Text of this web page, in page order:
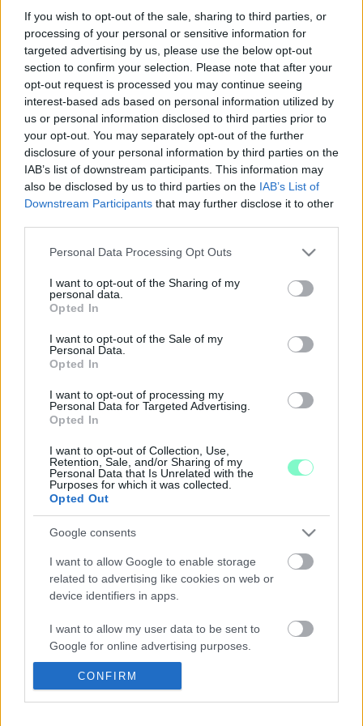
If you wish to opt-out of the sale, sharing to third parties, or
processing of your personal or sensitive information for
targeted advertising by us, please use the below opt-out
section to confirm your selection. Please note that after your
opt-out request is processed you may continue seeing
interest-based ads based on personal information utilized by
us or personal information disclosed to third parties prior to
your opt-out. You may separately opt-out of the further
disclosure of your personal information by third parties on the
IAB’s list of downstream participants. This information may
also be disclosed by us to third parties on the IAB’s List of
Downstream Participants that may further disclose it to other
Please note that this website/app uses one or more Google
not limited to your visit or usage behaviour. You may click to
grant or deny consent to Google and its third-party tags to
use your data for below specified purposes in below Google
consent section.
Personal Data Processing Opt Outs
I want to opt-out of the Sharing of my
personal data.
Opted In
I want to opt-out of the Sale of my
Personal Data.
Opted In
I want to opt-out of processing my
Personal Data for Targeted Advertising.
Opted In
I want to opt-out of Collection, Use,
Retention, Sale, and/or Sharing of my
Personal Data that Is Unrelated with the
Purposes for which it was collected.
Opted Out
Google consents
I want to allow Google to enable storage
related to advertising like cookies on web or
device identifiers in apps.
I want to allow my user data to be sent to
Google for online advertising purposes.
I want to allow Google to send me
CONFIRM
vannak még megoldásra váró feladatok.
KÍNOS PILLANATOKAT ÉLT ÁT GYOPÁROS
ALPÁR A PARTIZÁN KAMERÁJA ELŐTT,
MIKÖZBEN A GYŐRÚJBARÁTON, A FELESÉGE
NEVÉN LÉVŐ TELKEN ÉPÜLŐ HÁZÁRÓL
FAGGATTÁK
2026. március. 26. 15:08
Állítólag 700 millió forintért építi egy olyan vállalkozó, aki a
kormánybiztos által dirigált Magyar Falu Program nagy nyertese
volt.
ELAVULT SZABÁLYOK MIATT ÉPÜLHET TÖBB,
Laczkovits-Takács Tímea - némi spéttel - most mentené, ami
menthető.
KIEMELKEDŐ SZÁMÚ LAKÁS ÉPÍTÉSÉT
KEZDEMÉNYEZTÉK GYŐRBEN
2024. november. 05. 12:59
Debrecen és Paks is az élbolyban.
EGYSZERŰ TRÜKKEL ÉPÜL AZ ÉPÍTÉSI
ENGEDÉLYHEZ KÉPEST TÖBB LAKÁS A
SZOMBATHELYI FARKAS KÁROLY UTCAI
LAKÓTELEPEN
2023. november. 30. 07:02
16 lakásra kaptak építési engedélyt, de mégis 20 lakást
építettek, és ennyi kapott használatbavételi engedélyt is.
SZOMBATHELYEN A KÖZÉPHEGYI ÚTON
2023. szeptember. 05. 16:44
A fákat a gyerekek védelme miatt kellett kivágni.
NEGYEDSZER IS MEGSEMMISÍTETTÉK DÉZSI
CSABA ANDRÁS VÁLTOZTATÁSI TILALMÁT
2023. július. 12. 07:43
májusa óta negyedik változtatási tilalmat, a Kúria mellettük
döntött.